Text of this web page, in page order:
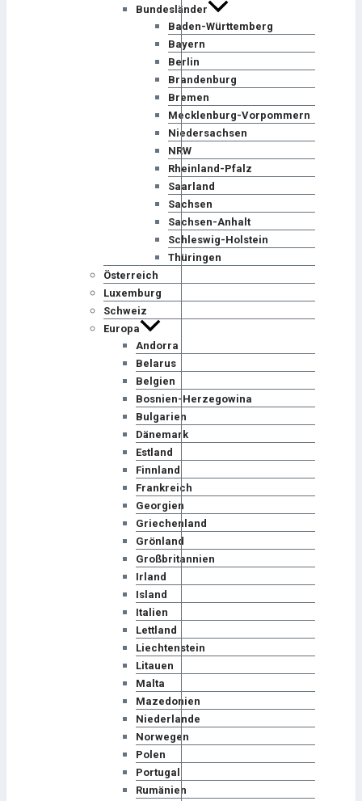
Bundesländer
Baden-Württemberg
Bayern
Berlin
Brandenburg
Bremen
Mecklenburg-Vorpommern
Niedersachsen
NRW
Rheinland-Pfalz
Saarland
Sachsen
Sachsen-Anhalt
Schleswig-Holstein
Thüringen
Österreich
Luxemburg
Schweiz
Europa
Andorra
Belarus
Belgien
Bosnien-Herzegowina
Bulgarien
Dänemark
Estland
Finnland
Frankreich
Georgien
Griechenland
Grönland
Großbritannien
Irland
Island
Italien
Lettland
Liechtenstein
Litauen
Malta
Mazedonien
Niederlande
Norwegen
Polen
Portugal
Rumänien